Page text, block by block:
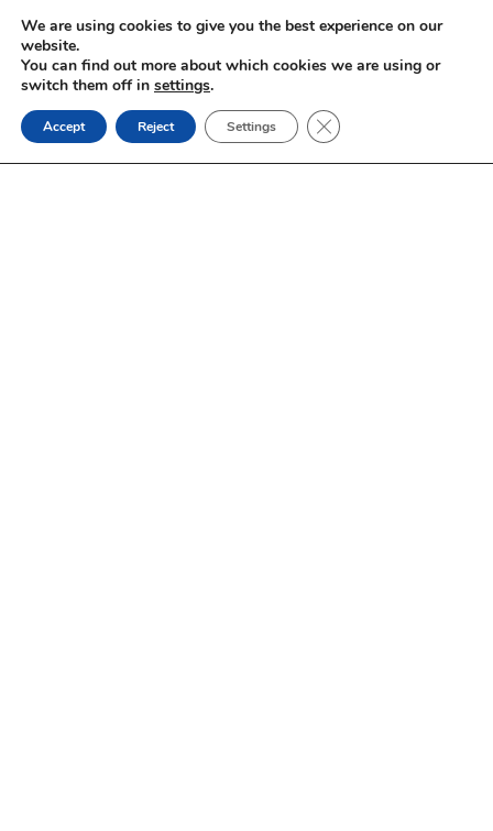
content
We are using cookies to give you the best experience on our
website.
You can find out more about which cookies we are using or
switch them off in settings.
Accept Reject Settings Close GDPR Cookie